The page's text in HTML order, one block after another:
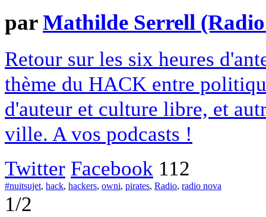
parMathilde Serrell
Retour sur les six heures
thème du HACK entre
d'auteur et culture libre, et
ville. A vos podcasts !
Twitter Facebook 112
#nuitsujet, hack, hackers, owni, pirates, Radio, radio nova
1/2